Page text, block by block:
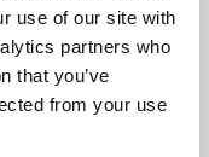
use of our site with
partners who
that you’ve
from your use